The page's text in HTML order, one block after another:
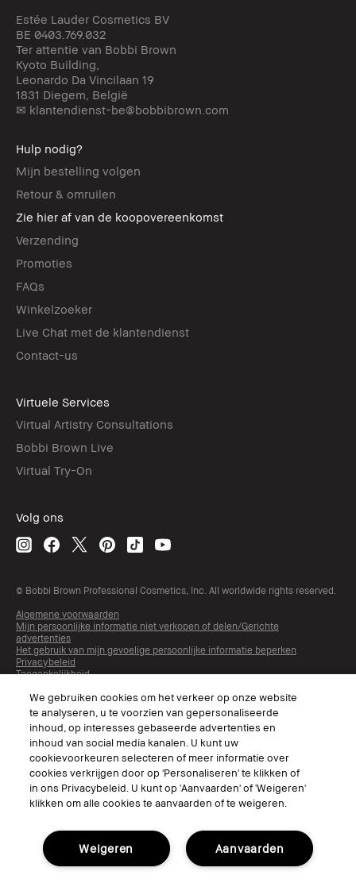
Estée Lauder Cosmetics BV
BE 0403.769.032
Ter attentie van Bobbi Brown
Kyoto Building,
Leonardo Da Vincilaan 19
1831 Diegem, België
✉ klantendienst-be@bobbibrown.com
Hulp nodig?
Mijn bestelling volgen
Retour & omruilen
Zie hier af van de koopovereenkomst
Verzending
Promoties
FAQs
Winkelzoeker
Live Chat met de klantendienst
Contact-us
Virtuele Services
Virtual Artistry Consultations
Bobbi Brown Live
Virtual Try-On
Volg ons
© Bobbi Brown Professional Cosmetics, Inc. All worldwide rights reserved.
Algemene voorwaarden
Mijn persoonlijke informatie niet verkopen of delen/Gerichte
advertenties
Het gebruik van mijn gevoelige persoonlijke informatie beperken
Privacybeleid
Toegankelijkheid
We gebruiken cookies om het verkeer op onze website
te analyseren, u te voorzien van gepersonaliseerde
inhoud, op interesses gebaseerde advertenties en
inhoud van social media kanalen. U kunt uw
cookievoorkeuren selecteren of meer informatie over
cookies verkrijgen door op 'Personaliseren' te klikken of
in ons Privacybeleid. U kunt op 'Aanvaarden' of 'Weigeren'
klikken om alle cookies te aanvaarden of te weigeren.
Aanvaarden
Weigeren